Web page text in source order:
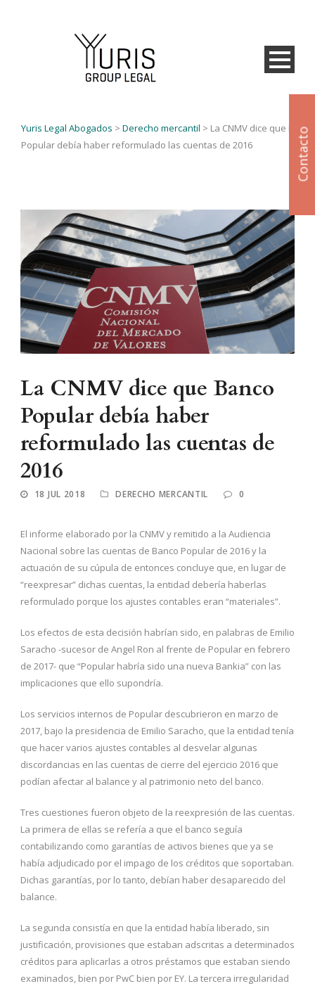
Yuris Legal Abogados > Derecho mercantil > La CNMV dice que Banco
Popular debía haber reformulado las cuentas de 2016
La CNMV dice que Banco
Popular debía haber
reformulado las cuentas de
2016
18 JUL 2018 DERECHO MERCANTIL 0
El informe elaborado por la CNMV y remitido a la Audiencia
Nacional sobre las cuentas de Banco Popular de 2016 y la
actuación de su cúpula de entonces concluye que, en lugar de
“reexpresar” dichas cuentas, la entidad debería haberlas
reformulado porque los ajustes contables eran “materiales”.
Los efectos de esta decisión habrían sido, en palabras de Emilio
Saracho -sucesor de Angel Ron al frente de Popular en febrero
de 2017- que “Popular habría sido una nueva Bankia” con las
implicaciones que ello supondría.
Los servicios internos de Popular descubrieron en marzo de
2017, bajo la presidencia de Emilio Saracho, que la entidad tenía
que hacer varios ajustes contables al desvelar algunas
discordancias en las cuentas de cierre del ejercicio 2016 que
podían afectar al balance y al patrimonio neto del banco.
Tres cuestiones fueron objeto de la reexpresión de las cuentas.
La primera de ellas se refería a que el banco seguía
contabilizando como garantías de activos bienes que ya se
había adjudicado por el impago de los créditos que soportaban.
Dichas garantías, por lo tanto, debían haber desaparecido del
balance.
La segunda consistía en que la entidad había liberado, sin
justificación, provisiones que estaban adscritas a determinados
créditos para aplicarlas a otros préstamos que estaban siendo
examinados, bien por PwC bien por EY. La tercera irregularidad
Contacto